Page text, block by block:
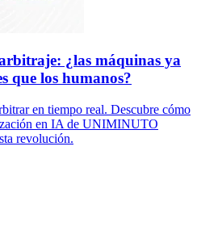
¿las máquinas ya
que los humanos?
en tiempo real. Descubre cómo
en IA de UNIMINUTO
revolución.